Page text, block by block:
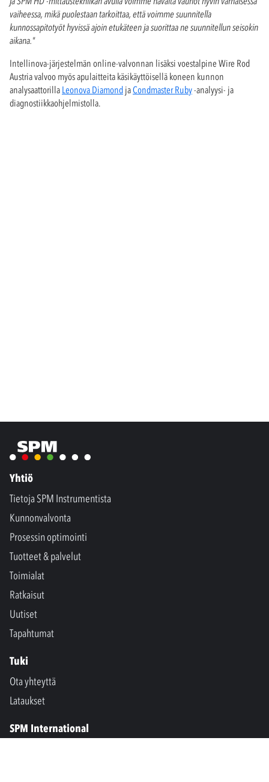
vaiheessa, mikä puolestaan tarkoittaa, että voimme suunnitella
kunnossapitotyöt hyvissä ajoin etukäteen ja suorittaa ne suunnitellun seisokin
aikana."
Intellinova-järjestelmän online-valvonnan lisäksi voestalpine Wire Rod
Austria valvoo myös apulaitteita käsikäyttöisellä koneen kunnon
analysaattorilla Leonova Diamond jaCondmaster Ruby-analyysi- ja
diagnostiikkaohjelmistolla.
Yhtiö
Tietoja SPM Instrumentista
Kunnonvalvonta
Prosessin optimointi
Tuotteet & palvelut
Toimialat
Ratkaisut
Uutiset
Tapahtumat
Tuki
Ota yhteyttä
Lataukset
SPM International